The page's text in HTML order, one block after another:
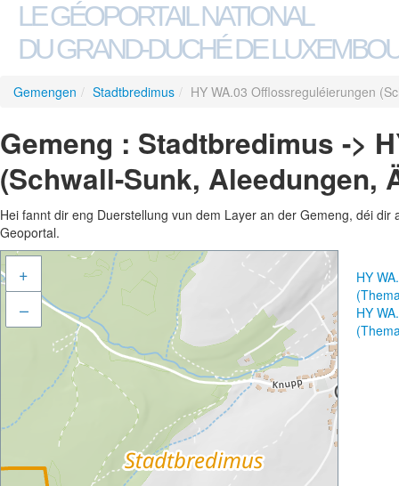
LE GÉOPORTAIL NATIONAL
DU GRAND-DUCHÉ DE
Gemengen / Stadtbredimus / HY WA.03 Offlossreguléierungen
Gemeng : Stadtbredimus ->
(Schwall-Sunk, Aleedungen,
Hei fannt dir eng Duerstellung vun dem Layer an der Gemeng, déi
Geoportal.
+
–
HY
HY